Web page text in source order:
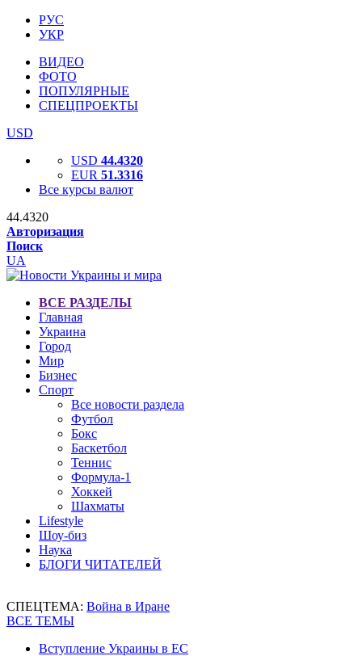
РУС
УКР
ВИДЕО
ФОТО
ПОПУЛЯРНЫЕ
СПЕЦПРОЕКТЫ
USD
USD 44.4320
EUR 51.3316
Все курсы валют
44.4320
Авторизация
Поиск
UA
ВСЕ РАЗДЕЛЫ
Главная
Украина
Город
Мир
Бизнес
Спорт
Все новости раздела
Футбол
Бокс
Баскетбол
Теннис
Формула-1
Хоккей
Шахматы
Lifestyle
Шоу-биз
Наука
БЛОГИ ЧИТАТЕЛЕЙ
СПЕЦТЕМА: Война в Иране
ВСЕ ТЕМЫ
Вступление Украины в ЕС